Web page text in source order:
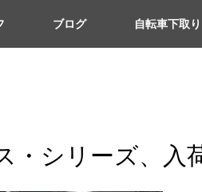
ブログ 自転車下取り
・シリーズ、入